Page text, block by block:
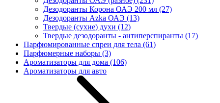
Дезодоранты Корона ОАЭ 200 мл (27)
Дезодоранты Azka ОАЭ (13)
Твердые (сухие) духи (12)
Твердые дезодоранты - антиперспиранты (17)
Парфюмированные спреи для тела (61)
Парфюмерные наборы (3)
Ароматизаторы для дома (106)
Ароматизаторы для авто